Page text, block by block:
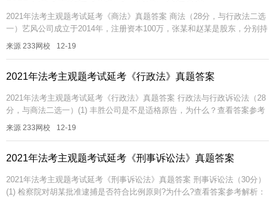
2021年法考主观题考试延考《商法》真题答案 商法（28分，与行政法二选
一）艺风公司成立于2014年，注册资本100万，张某和赵某是股东，分别持
有70%、30%的股权，约定2035年出资完毕...
来源 233网校 12-19
2021年法考主观题考试延考《行政法》真题答案
2021年法考主观题考试延考《行政法》真题答案 行政法与行政诉讼法（28
分，与商法二选一）(1) 丰胜公司是不是适格原告，为什么？查看答案参考
解析：是适格被告。是否与该行政行为具有法律上的利...
来源 233网校 12-19
2021年法考主观题考试延考《刑事诉讼法》真题答案
2021年法考主观题考试延考《刑事诉讼法》真题答案 刑事诉讼法（30分）
(1) 检察院对胡某批准逮捕是否符合比例原则?为什么?查看答案参考解析：